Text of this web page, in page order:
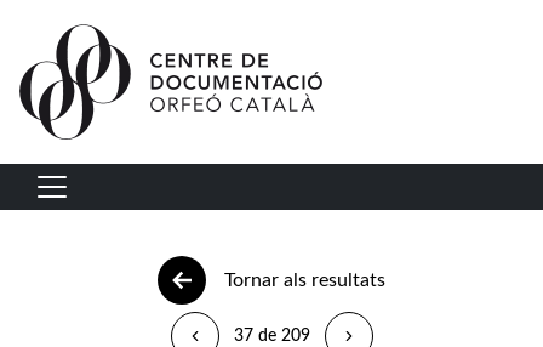
Vés al contingut
Navegació principal
Tornar als resultats
37 de 209